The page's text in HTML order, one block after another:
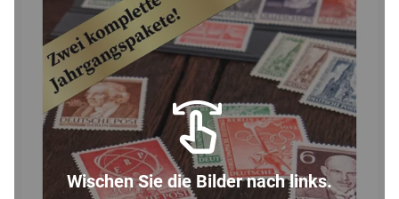
Wischen Sie die Bilder nach links.